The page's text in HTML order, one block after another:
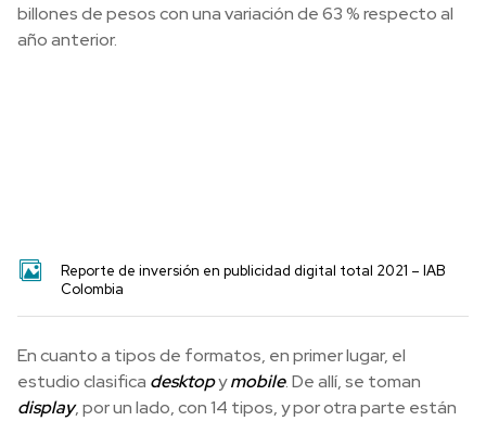
billones de pesos con una variación de 63 % respecto al
año anterior.
Reporte de inversión en publicidad digital total 2021 – IAB
Colombia
En cuanto a tipos de formatos, en primer lugar, el
estudio clasifica desktopymobile. De allí, se toman
display, por un lado, con 14 tipos, y por otra parte están